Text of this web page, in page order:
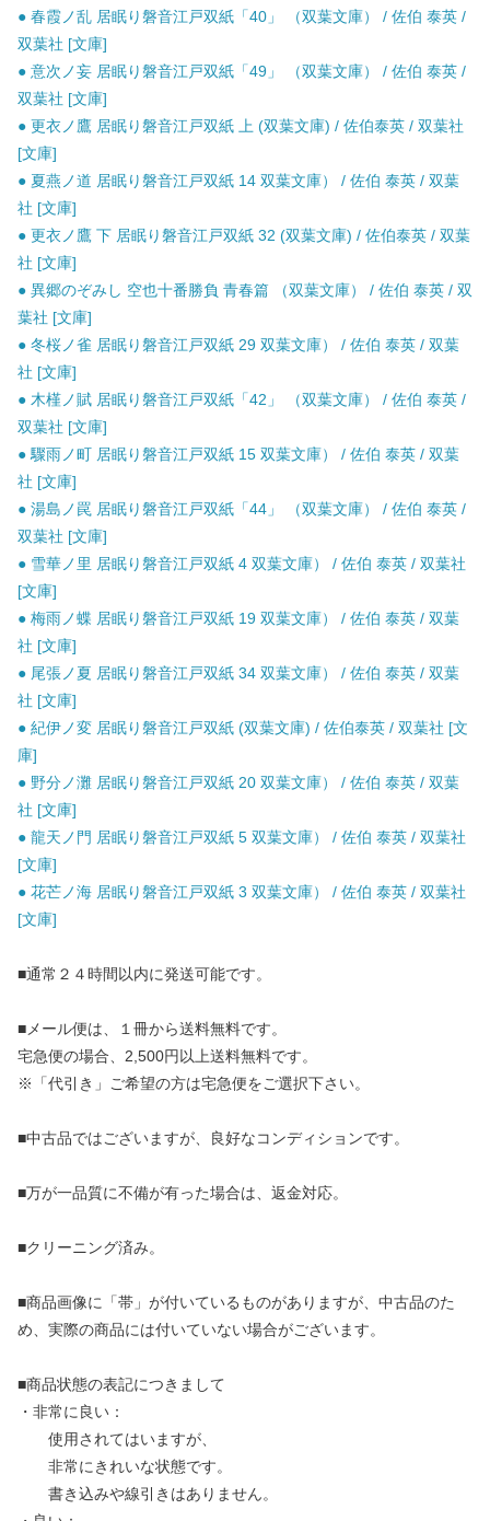
● 春霞ノ乱 居眠り磐音江戸双紙「40」 （双葉文庫） / 佐伯 泰英 /
双葉社 [文庫]
● 意次ノ妄 居眠り磐音江戸双紙「49」 （双葉文庫） / 佐伯 泰英 /
双葉社 [文庫]
● 更衣ノ鷹 居眠り磐音江戸双紙 上 (双葉文庫) / 佐伯泰英 / 双葉社
[文庫]
● 夏燕ノ道 居眠り磐音江戸双紙 14 双葉文庫） / 佐伯 泰英 / 双葉
社 [文庫]
● 更衣ノ鷹 下 居眠り磐音江戸双紙 32 (双葉文庫) / 佐伯泰英 / 双葉
社 [文庫]
● 異郷のぞみし 空也十番勝負 青春篇 （双葉文庫） / 佐伯 泰英 / 双
葉社 [文庫]
● 冬桜ノ雀 居眠り磐音江戸双紙 29 双葉文庫） / 佐伯 泰英 / 双葉
社 [文庫]
● 木槿ノ賦 居眠り磐音江戸双紙「42」 （双葉文庫） / 佐伯 泰英 /
双葉社 [文庫]
● 驟雨ノ町 居眠り磐音江戸双紙 15 双葉文庫） / 佐伯 泰英 / 双葉
社 [文庫]
● 湯島ノ罠 居眠り磐音江戸双紙「44」 （双葉文庫） / 佐伯 泰英 /
双葉社 [文庫]
● 雪華ノ里 居眠り磐音江戸双紙 4 双葉文庫） / 佐伯 泰英 / 双葉社
[文庫]
● 梅雨ノ蝶 居眠り磐音江戸双紙 19 双葉文庫） / 佐伯 泰英 / 双葉
社 [文庫]
● 尾張ノ夏 居眠り磐音江戸双紙 34 双葉文庫） / 佐伯 泰英 / 双葉
社 [文庫]
● 紀伊ノ変 居眠り磐音江戸双紙 (双葉文庫) / 佐伯泰英 / 双葉社 [文
庫]
● 野分ノ灘 居眠り磐音江戸双紙 20 双葉文庫） / 佐伯 泰英 / 双葉
社 [文庫]
● 龍天ノ門 居眠り磐音江戸双紙 5 双葉文庫） / 佐伯 泰英 / 双葉社
[文庫]
● 花芒ノ海 居眠り磐音江戸双紙 3 双葉文庫） / 佐伯 泰英 / 双葉社
[文庫]
■通常２４時間以内に発送可能です。
■メール便は、１冊から送料無料です。
宅急便の場合、2,500円以上送料無料です。
※「代引き」ご希望の方は宅急便をご選択下さい。
■中古品ではございますが、良好なコンディションです。
■万が一品質に不備が有った場合は、返金対応。
■クリーニング済み。
■商品画像に「帯」が付いているものがありますが、中古品のた
め、実際の商品には付いていない場合がございます。
■商品状態の表記につきまして
・非常に良い：
使用されてはいますが、
非常にきれいな状態です。
書き込みや線引きはありません。